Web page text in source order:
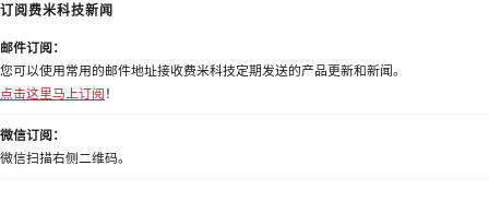
订阅费米科技新闻
邮件订阅：
您可以使用常用的邮件地址接收费米科技定期发送的产品更新和新闻。
点击这里马上订阅 ！
微信订阅：
微信扫描右侧二维码。